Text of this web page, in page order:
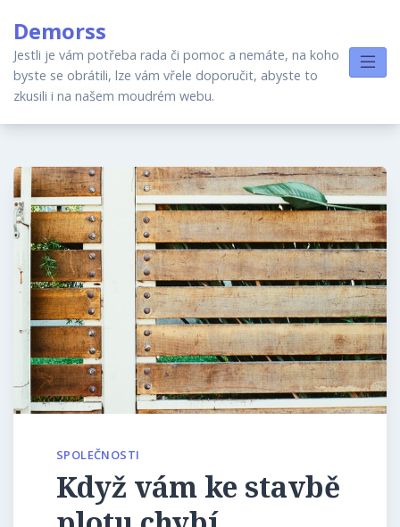
content
Demorss
Jestli je vám potřeba rada či pomoc a nemáte, na koho
byste se obrátili, lze vám vřele doporučit, abyste to
zkusili i na našem moudrém webu.
SPOLEČNOSTI
Když vám ke stavbě